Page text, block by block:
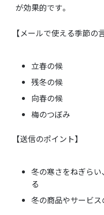
が効果的です。
【メールで使える季節の
立春の候
残冬の候
向春の候
梅のつぼみ
【送信のポイント】
冬の寒さをねぎらい
る
冬の商品やサービ